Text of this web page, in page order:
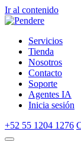
Ir al contenido
Servicios
Tienda
Nosotros
Contacto
Soporte
Agentes IA
Inicia sesión
+52 55 1204 1276